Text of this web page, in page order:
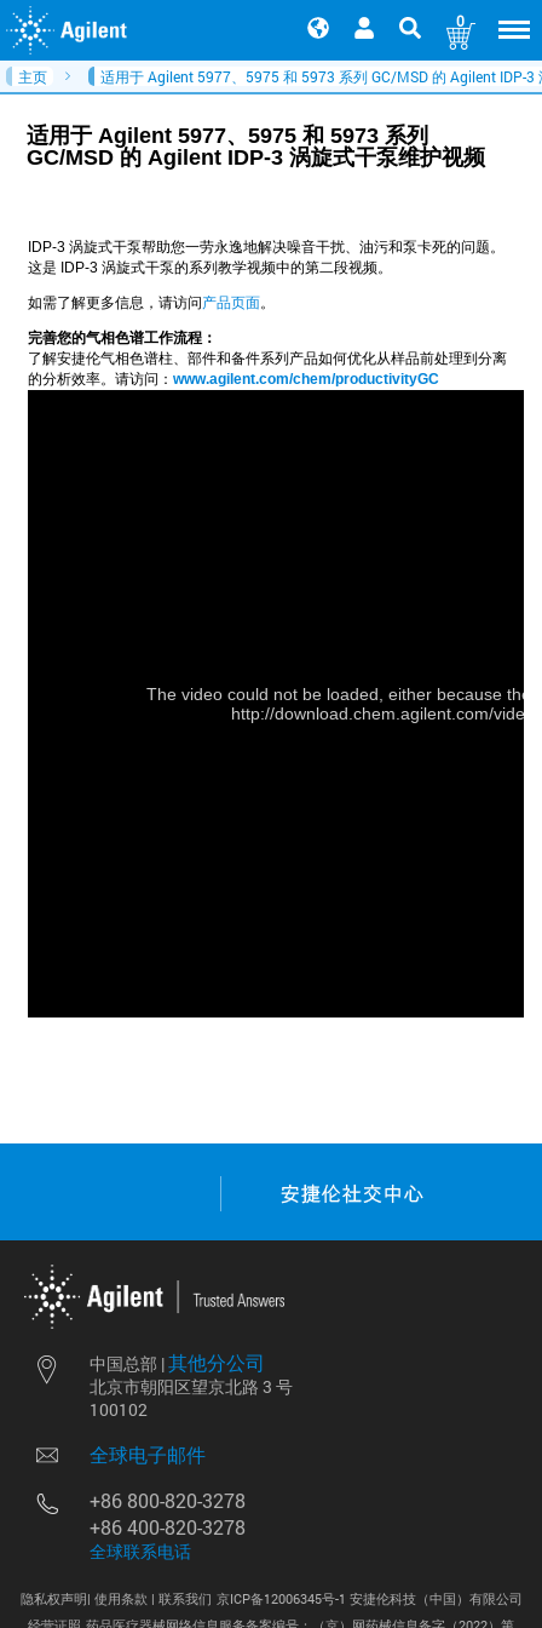
0
主页 适用于 Agilent 5977、5975 和 5973 系列 GC/MSD 的 Agilent IDP-3
适用于 Agilent 5977、5975 和 5973 系列
GC/MSD 的 Agilent IDP-3 涡旋式干泵维护视频
中国总部 |其他分公司
北京市朝阳区望京北路 3 号
100102
全球电子邮件
+86 800-820-3278
+86 400-820-3278
全球联系电话
隐私权声明| 使用条款 | 联系我们 京ICP备12006345号-1 安捷伦科技（中国）有限公司